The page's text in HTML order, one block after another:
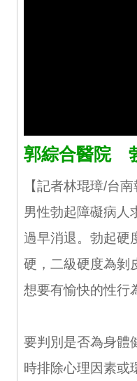
郭綜合醫院
【記者林琨璋/台
男性勃起障礙病人
過早消退。勃起硬
硬，二級硬度為剝
想要有愉快的性行
要判別是否為身體
時排除心理因素或